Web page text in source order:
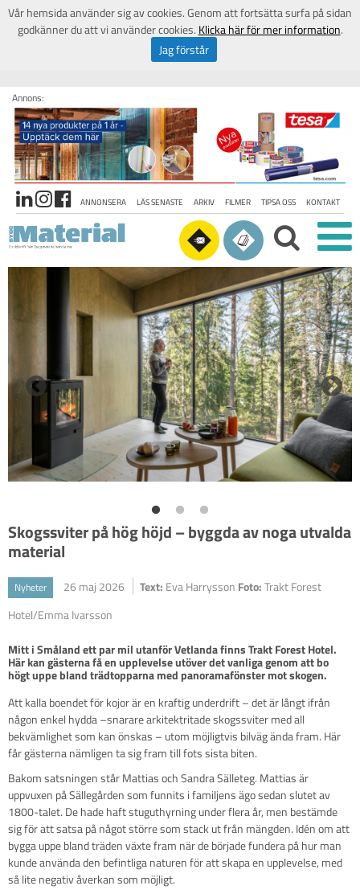
Annons:
ANNONSERA LÄS SENASTE ARKIV FILMER TIPSA OSS KONTAKT
Skogssviter på hög höjd – byggda av noga utvalda
material
Nyheter 26 maj 2026 Text: Eva Harrysson Foto:Trakt Forest
Hotel/Emma Ivarsson
Mitt i Småland ett par mil utanför Vetlanda finns Trakt Forest Hotel.
Här kan gästerna få en upplevelse utöver det vanliga genom att bo
Att kalla boendet för kojor är en kraftig underdrift – det är långt ifrån
någon enkel hydda –snarare arkitektritade skogssviter med all
bekvämlighet som kan önskas – utom möjligtvis bilväg ända fram. Här
får gästerna nämligen ta sig fram till fots sista biten.
Bakom satsningen står Mattias och Sandra Sälleteg. Mattias är
uppvuxen på Sällegården som funnits i familjens ägo sedan slutet av
1800-talet. De hade haft stuguthyrning under flera år, men bestämde
sig för att satsa på något större som stack ut från mängden. Idén om att
bygga uppe bland träden växte fram när de började fundera på hur man
kunde använda den befintliga naturen för att skapa en upplevelse, med
så lite negativ åverkan som möjligt.
Vår hemsida använder sig av cookies. Genom att fortsätta surfa på sidan
godkänner du att vi använder cookies. Klicka här för mer information.
Jag förstår